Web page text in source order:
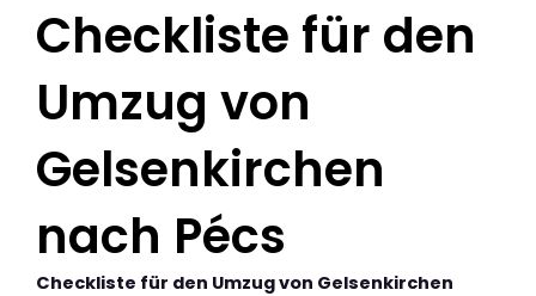
Checkliste für den
Umzug von
Gelsenkirchen
nach Pécs
Checkliste für den Umzug von Gelsenkirchen